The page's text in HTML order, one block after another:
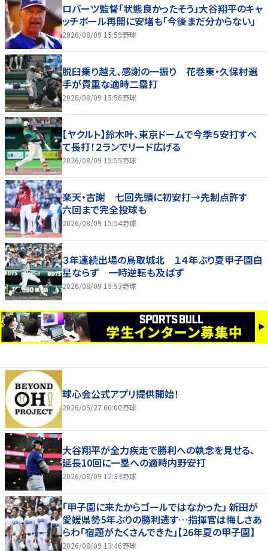
ロバーツ監督「状態良かったそう」大谷翔平のキャ
ッチボール再開に安堵も「今後まだ分からない」
2026/08/09 15:59野球
脱臼乗り越え、感謝の一振り 花巻東・久保村選
手が貴重な適時二塁打
2026/08/09 15:56野球
【ヤクルト】鈴木叶、東京ドームで今季５安打すべ
て長打！２ランでリード広げる
2026/08/09 15:55野球
楽天・古謝 七回先頭に初安打→先制点許す
六回まで完全投球も
2026/08/09 15:54野球
３年連続出場の鳥取城北 １４年ぶり夏甲子園白
星ならず 一時逆転も及ばず
2026/08/09 15:53野球
球心会公式アプリ提供開始！
2026/05/27 00:00野球
大谷翔平が全力疾走で勝利への執念を見せる、
延長10回に一塁への適時内野安打
2026/08/09 12:33野球
「甲子園に来たからゴールではなかった」 新田が
愛媛県勢5年ぶりの勝利逃す…指揮官は悔しさあ
らわ「宿題がたくさんできた」【26年夏の甲子園】
2026/08/09 13:46野球